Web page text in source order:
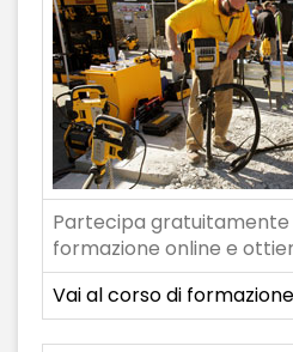
Partecipa gratuitamente
formazione online e
Vai al corso di formazione